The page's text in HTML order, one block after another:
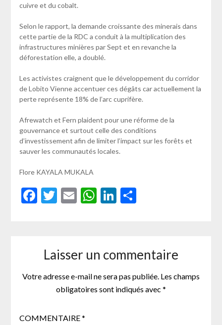
cuivre et du cobalt.
Selon le rapport, la demande croissante des minerais dans
cette partie de la RDC a conduit à la multiplication des
infrastructures minières par Sept et en revanche la
déforestation elle, a doublé.
Les activistes craignent que le développement du corridor
de Lobito Vienne accentuer ces dégâts car actuellement la
perte représente 18% de l’arc cuprifère.
Afrewatch et Fern plaident pour une réforme de la
gouvernance et surtout celle des conditions
d’investissement afin de limiter l’impact sur les forêts et
sauver les communautés locales.
Flore KAYALA MUKALA
Facebook
Twitter
EmailWhatsApp
LinkedIn
Partager
Laisser un commentaire
Votre adresse e-mail ne sera pas publiée. Les champs
obligatoires sont indiqués avec *
COMMENTAIRE*